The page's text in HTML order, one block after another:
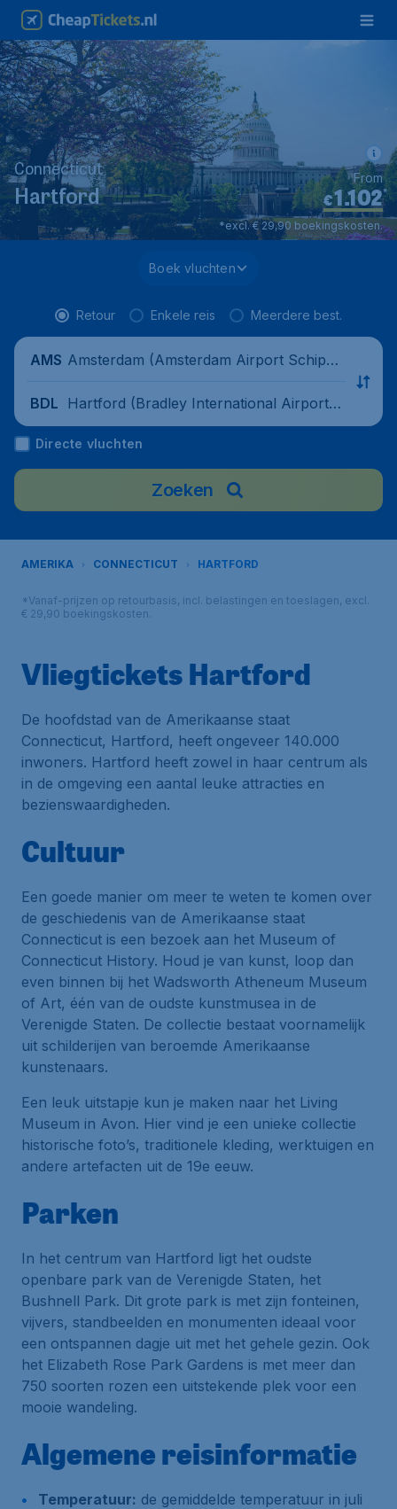
Connecticut
Hartford €1.102*
From
*excl. € 29,90 boekingskosten.
Boek vluchten
Retour Enkele reis Meerdere best.
AMS Amsterdam (Amsterdam Airport Schipho
BDL Hartford (Bradley International Airport),
Verenigde Staten
Directe vluchten
Zoeken
AMERIKA CONNECTICUT HARTFORD
*Vanaf-prijzen op retourbasis, incl. belastingen en toeslagen, excl.
€ 29,90 boekingskosten.
Vliegtickets Hartford
De hoofdstad van de Amerikaanse staat
Connecticut, Hartford, heeft ongeveer 140.000
inwoners. Hartford heeft zowel in haar centrum als
in de omgeving een aantal leuke attracties en
bezienswaardigheden.
Cultuur
Een goede manier om meer te weten te komen over
de geschiedenis van de Amerikaanse staat
Connecticut is een bezoek aan het Museum of
Connecticut History. Houd je van kunst, loop dan
even binnen bij het Wadsworth Atheneum Museum
of Art, één van de oudste kunstmusea in de
Verenigde Staten. De collectie bestaat voornamelijk
uit schilderijen van beroemde Amerikaanse
kunstenaars.
Een leuk uitstapje kun je maken naar het Living
Museum in Avon. Hier vind je een unieke collectie
historische foto’s, traditionele kleding, werktuigen en
andere artefacten uit de 19e eeuw.
Parken
In het centrum van Hartford ligt het oudste
openbare park van de Verenigde Staten, het
Bushnell Park. Dit grote park is met zijn fonteinen,
vijvers, standbeelden en monumenten ideaal voor
een ontspannen dagje uit met het gehele gezin. Ook
het Elizabeth Rose Park Gardens is met meer dan
750 soorten rozen een uitstekende plek voor een
mooie wandeling.
Algemene reisinformatie
Temperatuur: de gemiddelde temperatuur in juli